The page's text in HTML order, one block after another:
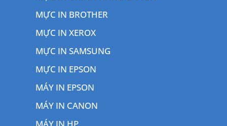
MỰC IN BROTHER
MỰC IN XEROX
MỰC IN SAMSUNG
MỰC IN EPSON
MÁY IN EPSON
MÁY IN CANON